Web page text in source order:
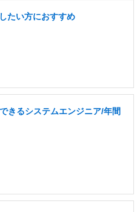
たい方におすすめ
きるシステムエンジニア/年間